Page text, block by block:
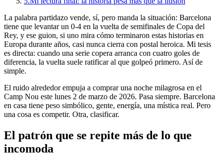
La palabra partidazo vende, sí, pero manda la situación: Barcelona
tiene que levantar un 0-4 en la vuelta de semifinales de Copa del
Rey, y ese guion, si uno mira cómo terminaron estas historias en
Europa durante años, casi nunca cierra con postal heroica. Mi tesis
es directa: cuando una serie copera arranca con cuatro goles de
diferencia, la vuelta suele ratificar al que golpeó primero. Así de
simple.
El ruido alrededor empuja a comprar una noche milagrosa en el
Camp Nou este lunes 2 de marzo de 2026. Pasa siempre. Barcelona
en casa tiene peso simbólico, gente, energía, una mística real. Pero
una cosa es competir. Otra, clasificar.
El patrón que se repite más de lo que
incomoda